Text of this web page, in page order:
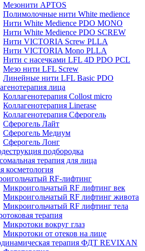
Мезонити APTOS
Полимолочные нити White medience
Нити White Medience PDO MONO
Нити White Medience PDO SCREW
Нити VICTORIA Screw PLLA
Нити VICTORIA Mono PLLA
Нити с насечками LFL 4D PDO PCL
Мезо нити LFL Screw
Линейные нити LFL Basic PDO
лица
Коллагенотерапия Collost micro
Коллагенотерапия Linerase
Коллагенотерапия Сферогель
Сферогель Лайт
Сферогель Медиум
Сферогель Лонг
подбородка
терапия для лица
косметология
RF-лифтинг
Микроигольчатый RF лифтинг век
Микроигольчатый RF лифтинг живота
Микроигольчатый RF лифтинг тела
терапия
Микротоки вокруг глаз
Микротоки от отеков на лице
терапия ФДТ REVIXAN